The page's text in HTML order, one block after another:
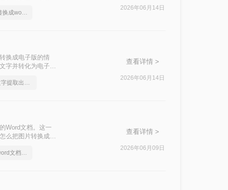
如何把图片上的字转换成word文档
2026年06月14日
换成电子版的情
字并转化为电子版
如何将图片里的文字提取出来变成文档
查看详情 >
2026年06月14日
Word文档。这一
么把图片转换成
怎么把图片转换成word文档格式
查看详情 >
2026年06月09日